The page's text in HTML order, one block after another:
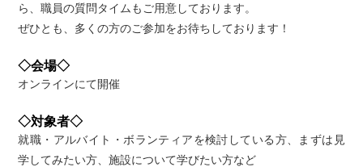
ら、職員の質問タイムもご用意しております。
ぜひとも、多くの方のご参加をお待ちしております！
◇会場◇
オンラインにて開催
◇対象者◇
就職・アルバイト・ボランティアを検討している方、まずは見
学してみたい方、施設について学びたい方など